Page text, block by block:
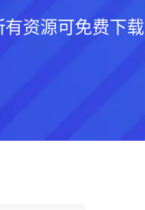
资源可免费下载